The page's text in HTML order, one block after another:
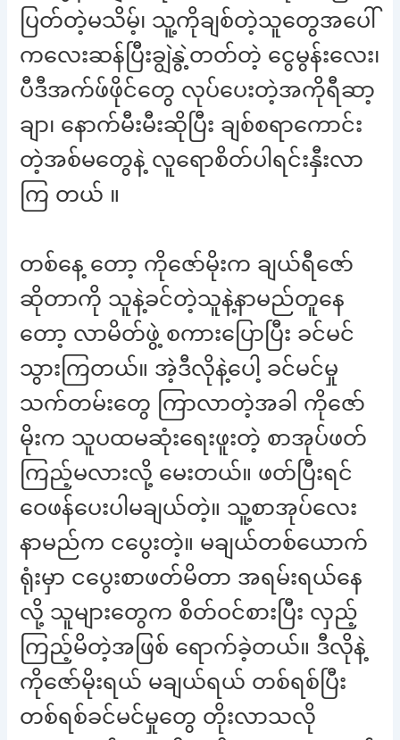
ပြတ်တဲ့မသိမ့်၊ သူ့ကိုချစ်တဲ့သူတွေအပေါ်
ကလေးဆန်ပြီးချွဲနွဲ့တတ်တဲ့ ငွေမွန်းလေး၊
ပီဒီအက်ဖ်ဖိုင်တွေ လုပ်ပေးတဲ့အကိုရီဆာ့
ချာ၊ နောက်မီးမီးဆိုပြီး ချစ်စရာကောင်း
တဲ့အစ်မတွေနဲ့ လူရောစိတ်ပါရင်းနှီးလာ
ကြ တယ် ။
တစ်နေ့ တော့ ကိုဇော်မိုးက ချယ်ရီဇော်
ဆိုတာကို သူနဲ့ခင်တဲ့သူနဲ့နာမည်တူနေ
တော့ လာမိတ်ဖွဲ့ စကားပြောပြီး ခင်မင်
သွားကြတယ်။ အဲ့ဒီလိုနဲ့ပေါ့ ခင်မင်မှု
သက်တမ်းတွေ ကြာလာတဲ့အခါ ကိုဇော်
မိုးက သူပထမဆုံးရေးဖူးတဲ့ စာအုပ်ဖတ်
ကြည့်မလားလို့ မေးတယ်။ ဖတ်ပြီးရင်
ဝေဖန်ပေးပါမချယ်တဲ့။ သူ့စာအုပ်လေး
နာမည်က ငပွေးတဲ့။ မချယ်တစ်ယောက်
ရုံးမှာ ငပွေးစာဖတ်မိတာ အရမ်းရယ်နေ
လို့ သူများတွေက စိတ်ဝင်စားပြီး လှည့်
ကြည့်မိတဲ့အဖြစ် ရောက်ခဲ့တယ်။ ဒီလိုနဲ့
ကိုဇော်မိုးရယ် မချယ်ရယ် တစ်ရစ်ပြီး
တစ်ရစ်ခင်မင်မှုတွေ တိုးလာသလို